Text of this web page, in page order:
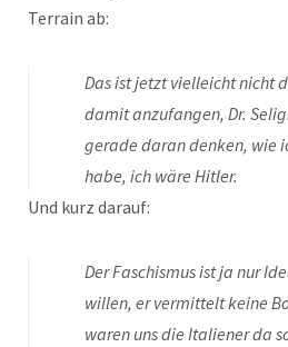
Terrain ab:
Das ist jetzt vielleicht nicht
damit anzufangen, Dr.
gerade daran denken, wie
habe, ich wäre Hitler.
Und kurz darauf:
Der Faschismus ist ja nur
willen, er vermittelt keine
waren uns die Italiener da